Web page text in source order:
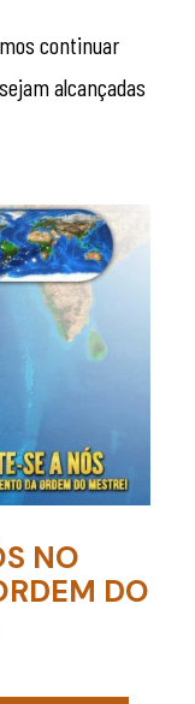
continuar
alcançadas
NO
DO